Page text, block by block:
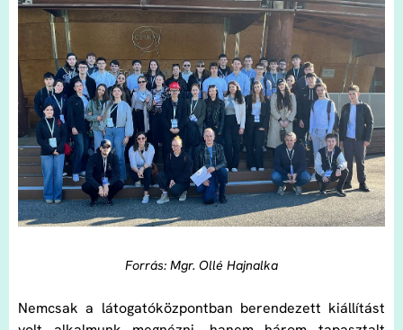
Forrás: Mgr. Ollé Hajnalka
Nemcsak a látogatóközpontban berendezett kiállítást